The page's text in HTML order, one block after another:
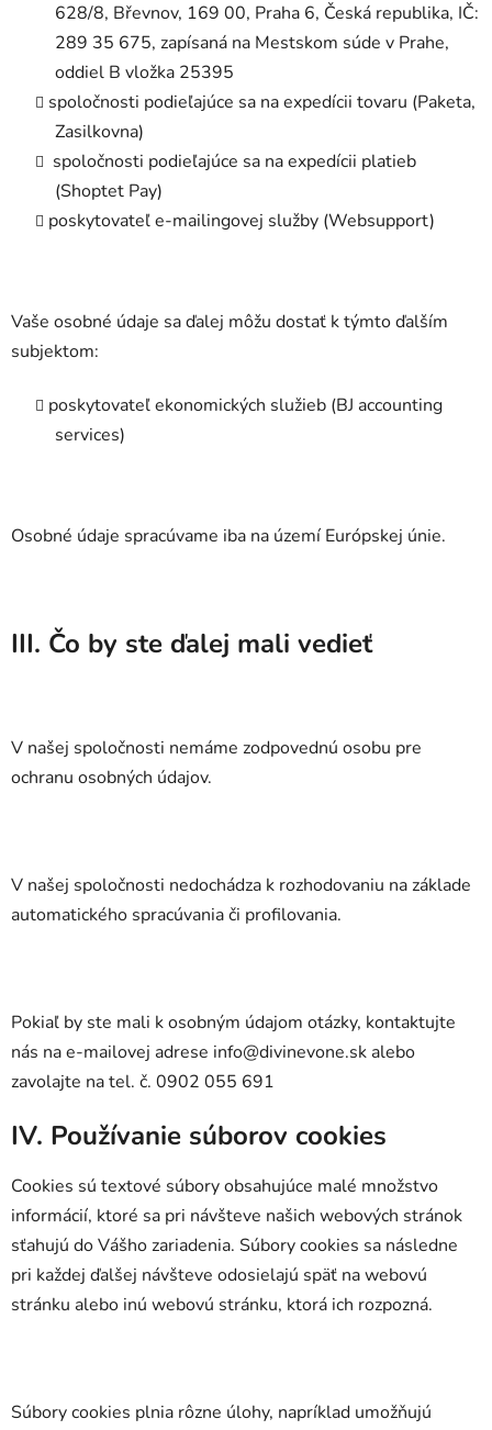
628/8, Břevnov, 169 00, Praha 6, Česká republika, IČ:
289 35 675, zapísaná na Mestskom súde v Prahe,
oddiel B vložka 25395
spoločnosti podieľajúce sa na expedícii tovaru (Paketa,
Zasilkovna)
spoločnosti podieľajúce sa na expedícii platieb
(Shoptet Pay)
poskytovateľ e-mailingovej služby (Websupport)
Vaše osobné údaje sa ďalej môžu dostať k týmto ďalším
subjektom:
poskytovateľ ekonomických služieb (BJ accounting
services)
Osobné údaje spracúvame iba na území Európskej únie.
III. Čo by ste ďalej mali vedieť
V našej spoločnosti nemáme zodpovednú osobu pre
ochranu osobných údajov.
V našej spoločnosti nedochádza k rozhodovaniu na základe
automatického spracúvania či profilovania.
Pokiaľ by ste mali k osobným údajom otázky, kontaktujte
nás na e-mailovej adrese info@divinevone.sk alebo
zavolajte na tel. č. 0902 055 691
IV. Používanie súborov cookies
Cookies sú textové súbory obsahujúce malé množstvo
informácií, ktoré sa pri návšteve našich webových stránok
sťahujú do Vášho zariadenia. Súbory cookies sa následne
pri každej ďalšej návšteve odosielajú späť na webovú
stránku alebo inú webovú stránku, ktorá ich rozpozná.
Súbory cookies plnia rôzne úlohy, napríklad umožňujú